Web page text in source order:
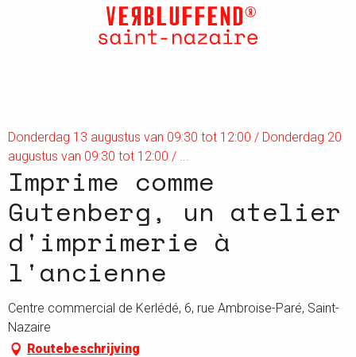
Donderdag 13 augustus van 09:30 tot 12:00 / Donderdag 20
augustus van 09:30 tot 12:00 / ...
Imprime comme
Gutenberg, un atelier
d'imprimerie à
l'ancienne
Centre commercial de Kerlédé, 6, rue Ambroise-Paré, Saint-
Nazaire
Routebeschrijving